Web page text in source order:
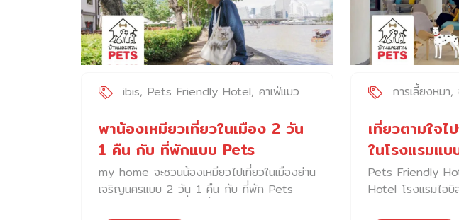
ibis Pets Friendly Hotel คาเฟ่แมว
พาน้องเหมียวเที่ยวในเมือง 2 วัน
1 คืน กับ ที่พักแบบ Pets
Friendly Hotel
my home จะชวนน้องเหมียวไปเที่ยวในเมืองย่าน
เจริญนครแบบ 2 วัน 1 คืน กับ ที่พัก Pets
การเลี้ยงหมา
เที่ยวตามใจ
ในโรงแรมแ
Hotel
Pets Friendly
Hotel โรงแรมไอบิ